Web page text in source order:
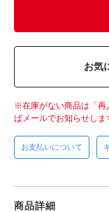
お気
在庫がない商品は「再
ばメールでお知らせしま
お支払いについて
商品詳細